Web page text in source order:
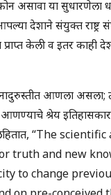
असावा या
देशाने संयुक्त राष्ट्र
केली व इतर काही
आणला असला;
श्रेय इतिहासकार
“The
truth and new
to change